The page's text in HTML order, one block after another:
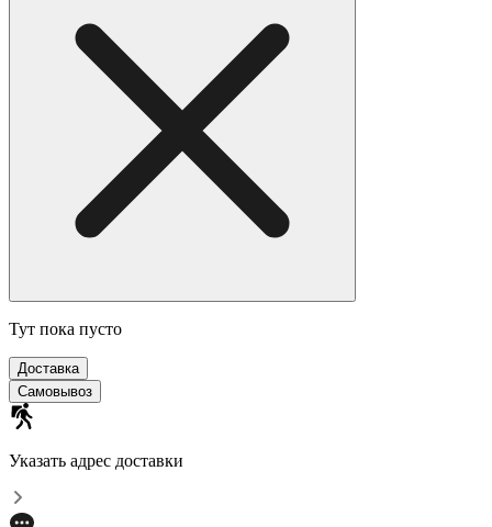
Тут пока пусто
Доставка
Самовывоз
Указать адрес доставки